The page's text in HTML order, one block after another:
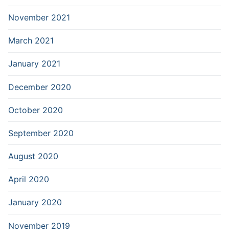
November 2021
March 2021
January 2021
December 2020
October 2020
September 2020
August 2020
April 2020
January 2020
November 2019